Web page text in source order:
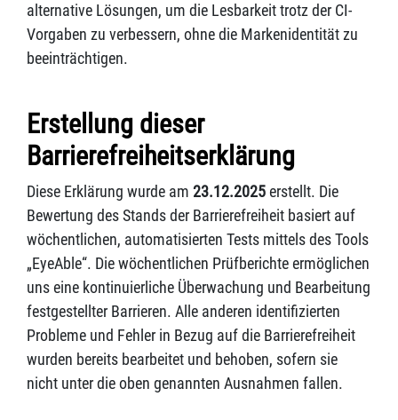
alternative Lösungen, um die Lesbarkeit trotz der CI-
Vorgaben zu verbessern, ohne die Markenidentität zu
beeinträchtigen.
Erstellung dieser
Barrierefreiheitserklärung
Diese Erklärung wurde am 23.12.2025erstellt. Die
Bewertung des Stands der Barrierefreiheit basiert auf
wöchentlichen, automatisierten Tests mittels des Tools
„EyeAble“. Die wöchentlichen Prüfberichte ermöglichen
uns eine kontinuierliche Überwachung und Bearbeitung
festgestellter Barrieren. Alle anderen identifizierten
Probleme und Fehler in Bezug auf die Barrierefreiheit
wurden bereits bearbeitet und behoben, sofern sie
nicht unter die oben genannten Ausnahmen fallen.